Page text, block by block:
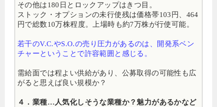
その他は180日とロックアップはきつ目。
ストック・オプションの未行使残は価格帯103円、464
円で総数10万株程度。上場時も約7万株が行使可能。
若干のV.C.やS.O.の売り圧力があるのは、開発系ベン
チャーということで許容範囲と感じる。
需給面では程よい供給があり、公募取得の可能性も広
がると思えば良い規模か？
４．業種…人気化しそうな業種か？魅力があるかなど